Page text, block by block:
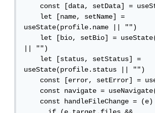
    const [data, setData] = useState([])
    let [name, setName] =
useState(profile.name || "")
    let [bio, setBio] = useState(profile.bio
|| "")
    let [status, setStatus] =
useState(profile.status || "")
    const [error, setError] = useState("")
    const navigate = useNavigate()
    const handleFileChange = (e) => {